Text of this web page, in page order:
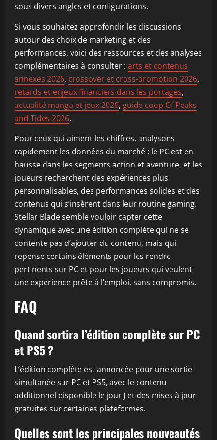
sous divers angles et configurations.
Si vous souhaitez approfondir les discussions
autour des choix de marketing et des
performances, voici des ressources et des analyses
complémentaires à consulter : arts et contenus
annexes 2026, crossover et cross-promotion 2026,
retards et enjeux financiers dans les portages,
actualité manga et jeux 2026, guide coop Of Peaks
and Tides 2026.
Pour ceux qui aiment les chiffres, analysons
rapidement les données du marché : le PC est en
hausse dans les segments action et aventure, et les
joueurs recherchent des expériences plus
personnalisables, des performances solides et des
contenus qui s’insèrent dans leur routine gaming.
Stellar Blade semble vouloir capter cette
dynamique avec une édition complète qui ne se
contente pas d’ajouter du contenu, mais qui
repense certains éléments pour les rendre
pertinents sur PC et pour les joueurs qui veulent
une expérience prête à l’emploi, sans compromis.
FAQ
Quand sortira l’édition complète sur PC
et PS5 ?
L’édition complète est annoncée pour une sortie
simultanée sur PC et PS5, avec le contenu
additionnel disponible le jour J et des mises à jour
gratuites sur certaines plateformes.
Quelles sont les principales nouveautés